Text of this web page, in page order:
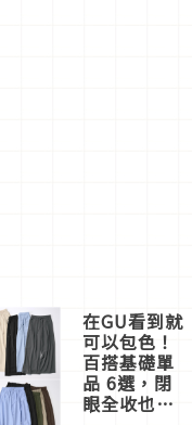
在GU看到就
可以包色！
百搭基礎單
品 6選，閉
眼全收也不